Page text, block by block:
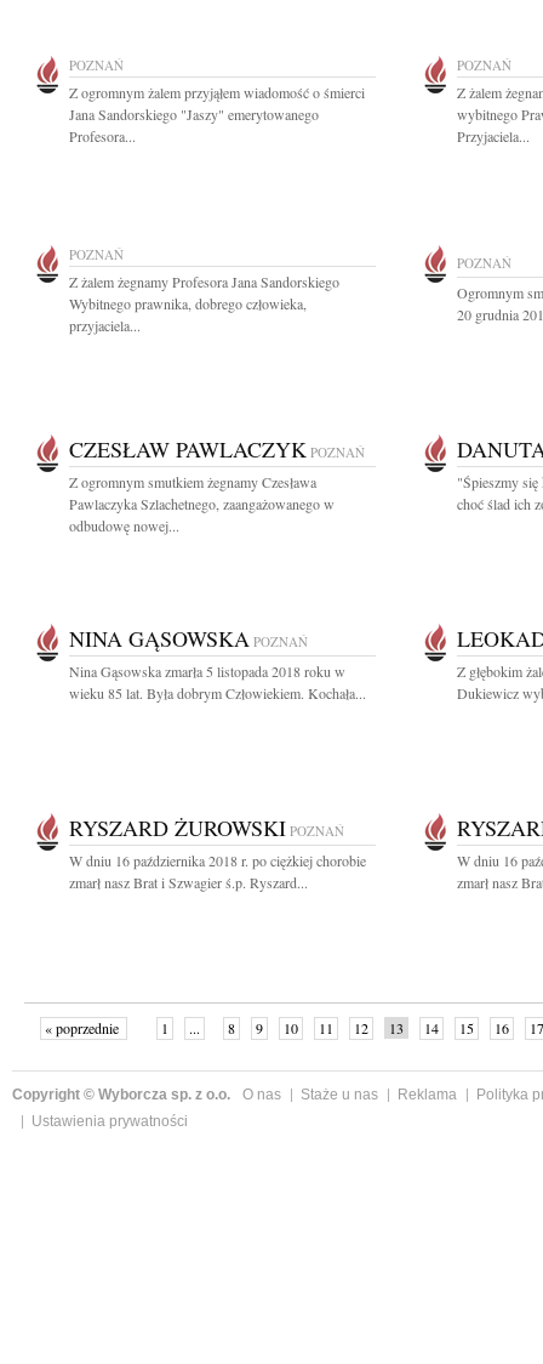
POZNAŃ
Z ogromnym żalem przyjąłem wiadomość o śmierci
Jana Sandorskiego "Jaszy" emerytowanego
Profesora...
POZNAŃ
Z żalem
wybitnego
Przyjaciela...
POZNAŃ
Z żalem żegnamy Profesora Jana Sandorskiego
Wybitnego prawnika, dobrego człowieka,
przyjaciela...
POZNAŃ
Ogromnym
20 grudnia
CZESŁAW PAWLACZYK POZNAŃ
Z ogromnym smutkiem żegnamy Czesława
Pawlaczyka Szlachetnego, zaangażowanego w
odbudowę nowej...
"Śpieszmy
choć ślad ich
NINA GĄSOWSKA POZNAŃ
Nina Gąsowska zmarła 5 listopada 2018 roku w
wieku 85 lat. Była dobrym Człowiekiem. Kochała...
Z głębokim
Dukiewicz
RYSZARD ŻUROWSKI POZNAŃ
W dniu 16 października 2018 r. po ciężkiej chorobie
zmarł nasz Brat i Szwagier ś.p. Ryszard...
W dniu 16
zmarł nasz
« poprzednie 1 ... 8 9 10 11 12 13 14 15 16 17
Copyright © Wyborcza sp. z o.o. O nas Staże u nas Reklama
Polityka
Ustawienia prywatności